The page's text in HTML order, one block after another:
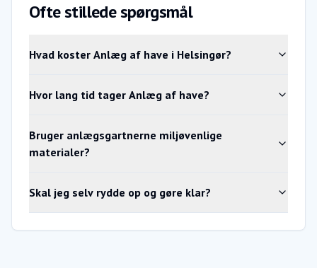
Ofte stillede spørgsmål
Hvad koster Anlæg af have i Helsingør?
Hvor lang tid tager Anlæg af have?
Bruger anlægsgartnerne miljøvenlige
materialer?
Skal jeg selv rydde op og gøre klar?